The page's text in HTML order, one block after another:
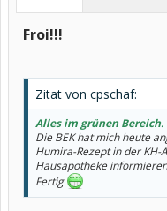
Froi!!!
Zitat von cpschaf:
Alles im grünen Bereich.
Die BEK hat mich heute
Humira-Rezept in der
Hausapotheke
Fertig